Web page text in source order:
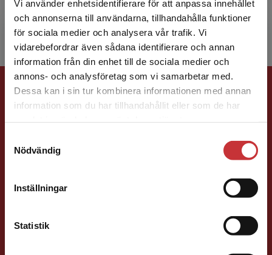
Vi använder enhetsidentifierare för att anpassa innehållet
och annonserna till användarna, tillhandahålla funktioner
för sociala medier och analysera vår trafik. Vi
vidarebefordrar även sådana identifierare och annan
information från din enhet till de sociala medier och
annons- och analysföretag som vi samarbetar med.
Dessa kan i sin tur kombinera informationen med annan
information som du har tillhandahållit eller som de har
Nödvändig
Inställningar
Statistik
Begränsad fraktregion
Det verkar som att du besöker
studentlitteratur.se via en enhet utanför Sverige.
Vi erbjuder inte leveranser utanför Sverige. För
att kunna slutföra ett köp måste
Förlagskontakt